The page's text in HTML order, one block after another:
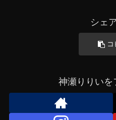
シェ
コ
神瀬りりいを